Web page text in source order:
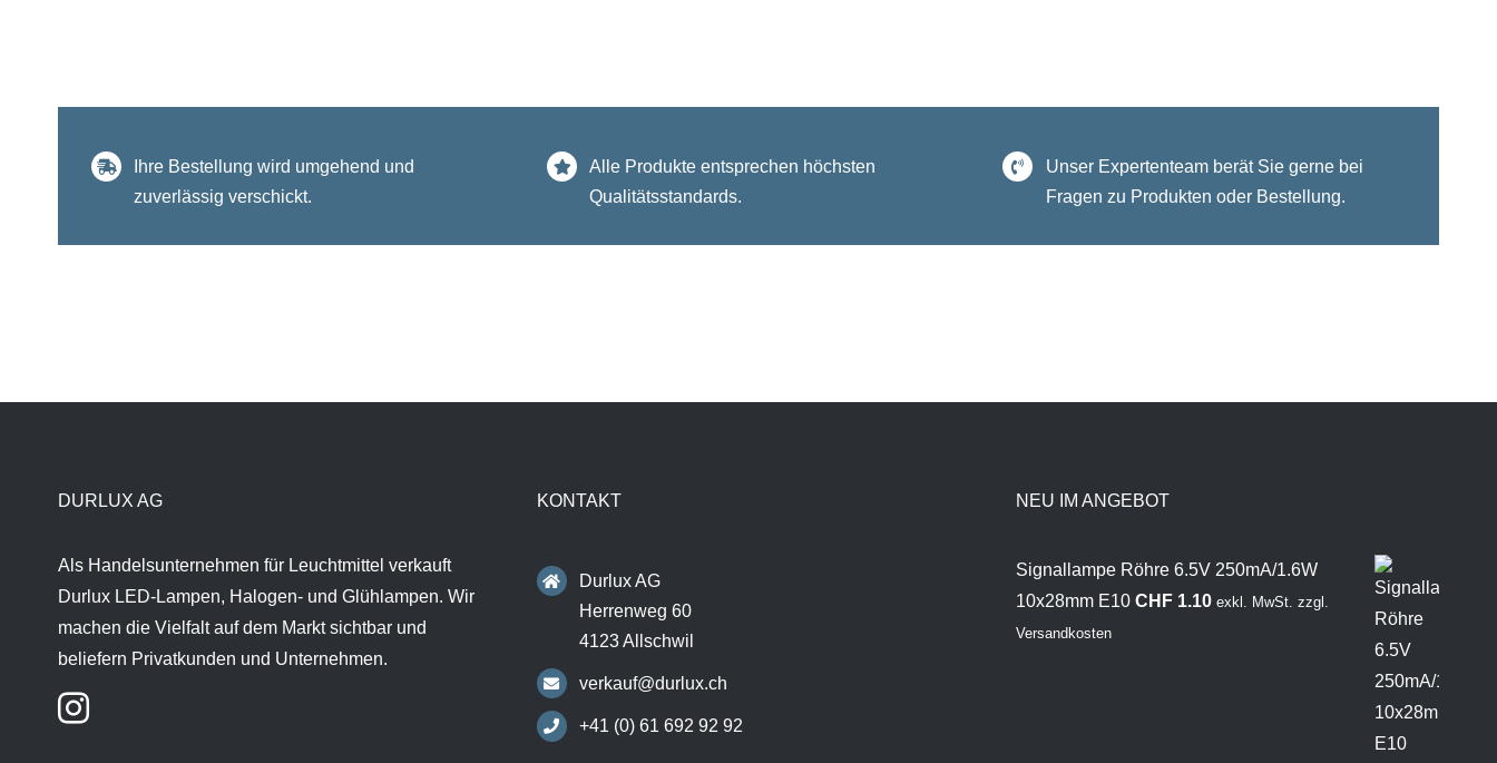
Ihre Bestellung wird umgehend und
zuverlässig verschickt.
Alle Produkte entsprechen höchsten
Qualitätsstandards.
Unser Expertenteam berät Sie gerne bei
Fragen zu Produkten oder Bestellung.
DURLUX AG
Als Handelsunternehmen für Leuchtmittel verkauft
Durlux LED-Lampen, Halogen- und Glühlampen. Wir
machen die Vielfalt auf dem Markt sichtbar und
beliefern Privatkunden und Unternehmen.
KONTAKT
Durlux AG
Herrenweg 60
4123 Allschwil
verkauf@durlux.ch
+41 (0) 61 692 92 92
NEU IM ANGEBOT
Signallampe Röhre 6.5V 250mA/1.6W
10x28mm E10 CHF1.10 exkl. MwSt. zzgl.
Versandkosten